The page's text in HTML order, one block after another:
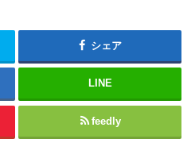
シェア
LINE
feedly